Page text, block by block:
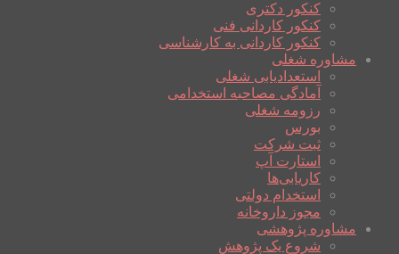
کنکور دکتری
کنکور کاردانی فنی
کنکور کاردانی به کارشناسی
مشاوره شغلی
استعدادیابی شغلی
آمادگی مصاحبه استخدامی
رزومه شغلی
بورس
ثبت شرکت
استارت آپ
کاریابی‌ها
استخدام دولتی
مجوز داروخانه
مشاوره پژوهشی
شروع یک پژوهش